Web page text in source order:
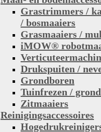
Grastrimmers /
/ bosmaaiers
Grasmaaiers /
iMOW®
Drukspuiten /
Grondboren
Tuinfrezen /
Zitmaaiers
Reinigingsaccessoires